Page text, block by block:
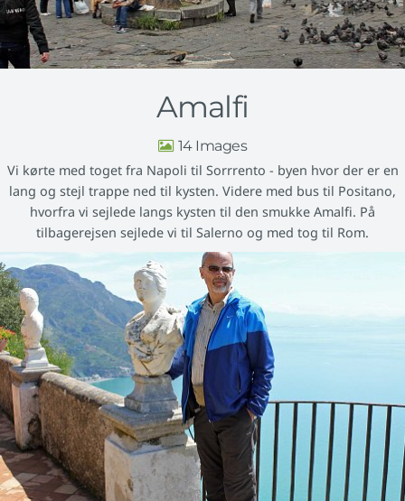
Amalfi
14
Vi kørte med toget fra Napoli til Sorrrento - byen hvor der er en
lang og stejl trappe ned til kysten. Videre med bus til Positano,
hvorfra vi sejlede langs kysten til den smukke Amalfi. På
tilbagerejsen sejlede vi til Salerno og med tog til Rom.